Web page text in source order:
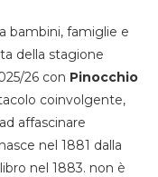
bambini, famiglie e
della stagione
26 con Pinocchio
coinvolgente,
affascinare
nel 1881 dalla
nel 1883. non è